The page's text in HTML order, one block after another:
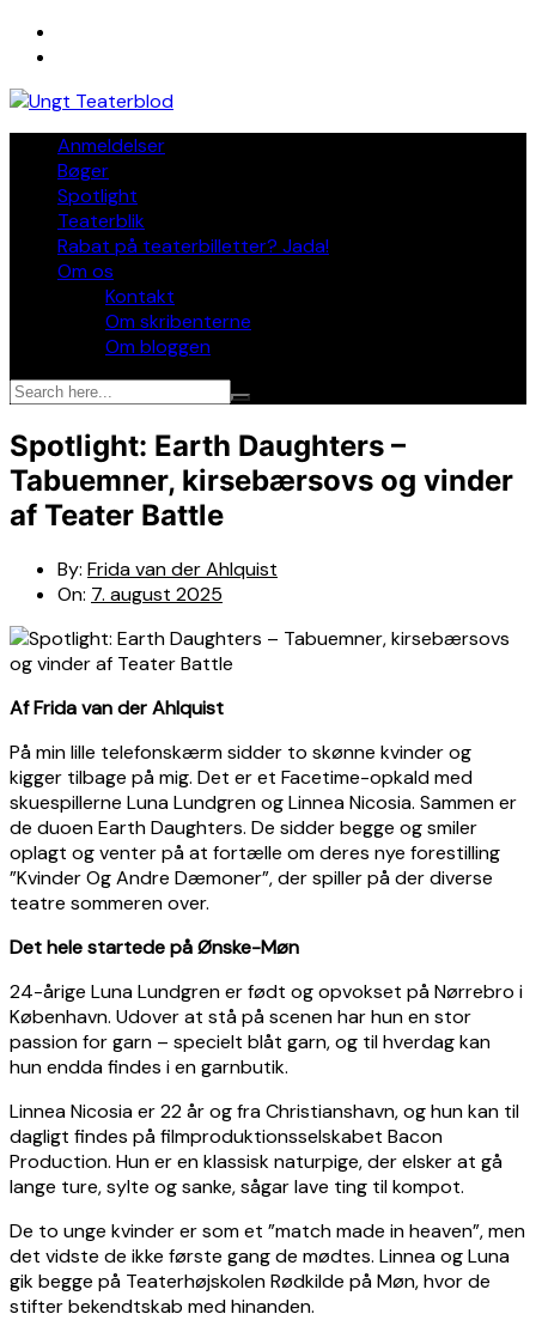
Skip
Anmeldelser
Bøger
Spotlight
Teaterblik
Rabat på teaterbilletter? Jada!
Om os
Kontakt
Om skribenterne
Om bloggen
Spotlight: Earth Daughters –
Tabuemner, kirsebærsovs og vinder
af Teater Battle
By: Frida van der Ahlquist
On: 7. august 2025
Af Frida van der Ahlquist
På min lille telefonskærm sidder to skønne kvinder og
kigger tilbage på mig. Det er et Facetime-opkald med
skuespillerne Luna Lundgren og Linnea Nicosia. Sammen er
de duoen Earth Daughters. De sidder begge og smiler
oplagt og venter på at fortælle om deres nye forestilling
”Kvinder Og Andre Dæmoner”, der spiller på der diverse
teatre sommeren over.
Det hele startede på Ønske-Møn
24-årige Luna Lundgren er født og opvokset på Nørrebro i
København. Udover at stå på scenen har hun en stor
passion for garn – specielt blåt garn, og til hverdag kan
hun endda findes i en garnbutik.
Linnea Nicosia er 22 år og fra Christianshavn, og hun kan til
dagligt findes på filmproduktionsselskabet Bacon
Production. Hun er en klassisk naturpige, der elsker at gå
lange ture, sylte og sanke, sågar lave ting til kompot.
De to unge kvinder er som et ”match made in heaven”, men
det vidste de ikke første gang de mødtes. Linnea og Luna
gik begge på Teaterhøjskolen Rødkilde på Møn, hvor de
stifter bekendtskab med hinanden.